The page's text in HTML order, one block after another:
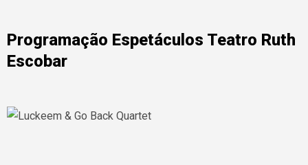
Programação Espetáculos Teatro Ruth
Escobar